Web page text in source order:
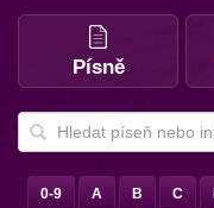
Písně
0-9 A B C